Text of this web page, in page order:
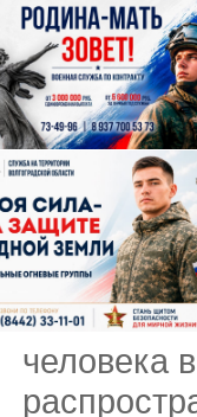
человека